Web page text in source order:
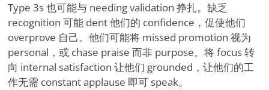
Type 3s 也可能与 needing validation 挣扎。缺乏
recognition 可能 dent 他们的 confidence，促使他们
overprove 自己。他们可能将 missed promotion 视为
personal，或 chase praise 而非 purpose。将 focus 转
向 internal satisfaction 让他们 grounded，让他们的工
作无需 constant applause 即可 speak。